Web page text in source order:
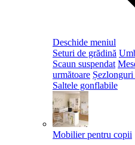
Deschide meniul
Seturi de grădină
Scaun suspendat
următoare
Saltele gonflabile
Mobilier pentru copii